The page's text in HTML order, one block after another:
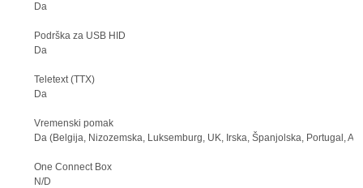
Da
Podrška za USB HID
Da
Teletext (TTX)
Da
Vremenski pomak
Da (Belgija, Nizozemska, Luksemburg, UK, Irska, Španjolska, Portugal,
One Connect Box
N/D